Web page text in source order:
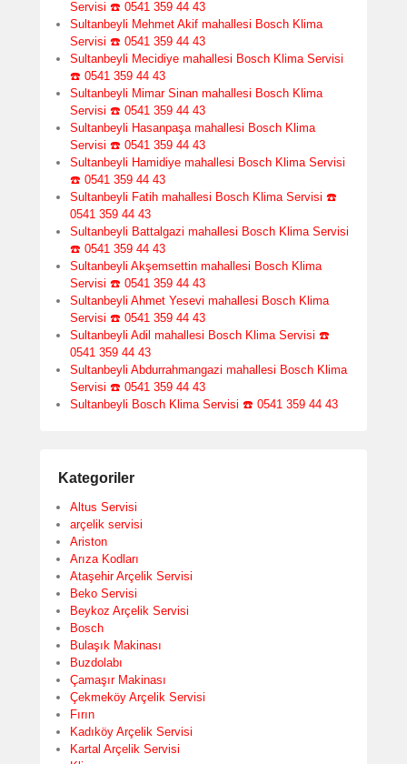
Servisi ☎️ 0541 359 44 43
Sultanbeyli Mehmet Akif mahallesi Bosch Klima
Servisi ☎️ 0541 359 44 43
Sultanbeyli Mecidiye mahallesi Bosch Klima Servisi
☎️ 0541 359 44 43
Sultanbeyli Mimar Sinan mahallesi Bosch Klima
Servisi ☎️ 0541 359 44 43
Sultanbeyli Hasanpaşa mahallesi Bosch Klima
Servisi ☎️ 0541 359 44 43
Sultanbeyli Hamidiye mahallesi Bosch Klima Servisi
☎️ 0541 359 44 43
Sultanbeyli Fatih mahallesi Bosch Klima Servisi ☎️
0541 359 44 43
Sultanbeyli Battalgazi mahallesi Bosch Klima Servisi
☎️ 0541 359 44 43
Sultanbeyli Akşemsettin mahallesi Bosch Klima
Servisi ☎️ 0541 359 44 43
Sultanbeyli Ahmet Yesevi mahallesi Bosch Klima
Servisi ☎️ 0541 359 44 43
Sultanbeyli Adil mahallesi Bosch Klima Servisi ☎️
0541 359 44 43
Sultanbeyli Abdurrahmangazi mahallesi Bosch Klima
Servisi ☎️ 0541 359 44 43
Sultanbeyli Bosch Klima Servisi ☎️ 0541 359 44 43
Kategoriler
Altus Servisi
arçelik servisi
Ariston
Arıza Kodları
Ataşehir Arçelik Servisi
Beko Servisi
Beykoz Arçelik Servisi
Bosch
Bulaşık Makinası
Buzdolabı
Çamaşır Makinası
Çekmeköy Arçelik Servisi
Fırın
Kadıköy Arçelik Servisi
Kartal Arçelik Servisi